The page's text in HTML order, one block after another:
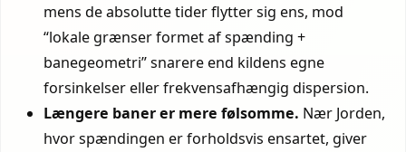
mens de absolutte tider flytter sig ens, mod
“lokale grænser formet af spænding +
banegeometri” snarere end kildens egne
forsinkelser eller frekvensafhængig dispersion.
Længere baner er mere følsomme. Nær Jorden,
hvor spændingen er forholdsvis ensartet, giver